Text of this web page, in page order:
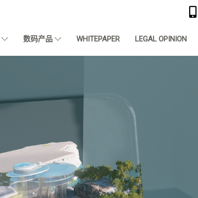
数码产品 WHITEPAPER LEGAL OPINION